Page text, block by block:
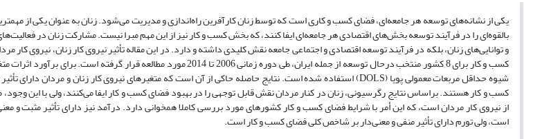
یکی از نشانه‌های توسعه هر جامعه‌ای، فضای کسب و کاری است که توسط زنان کارآفرین راه‌اندازی و مدیریت می‌شود. زنان به عنوان یکی از
بالقوه‌ای را در فرآیند توسعه بخش‌های اقتصادی هر جامعه‌ای ایفا کنند، که بخش کسب و کار نیز از این مهم مبرا نیست. مشارکت زنان در
و توانایی‌های زنان، بلکه در فرآیند توسعه اقتصادی و اجتماعی جامعه نقش کلیدی داشته و دارد. در این مقاله تأثیر نیروی کار زنان، نیروی
کسب و کار برای 8 کشور منتخب درحال توسعه از جمله ایران، طی دوره زمانی 2006 تا 2014 مورد مطالعه
شیوه حداقل مربعات معمولی پویا (DOLS) استفاده شده است. نتایج حاصله حاکی از آن است که متغیرهای نیروی کار زنان و مردان دارای
کسب و کار هستند. براساس نتایج رگرسیونی، زنان در کنار مردان نقش قابل توجهی را در بهبود فضای کسب و کار ایفا می‌کنند، ولی با این وجود،
از نیروی کار مردان است، که این أمر با شرایط فضای کسب و کار کشورهای مورد بررسی کاملا همخوانی دارد. درآمد نیز دارای تأثیر مثبت
است، ولی تورم دارای تأثیر منفی و معنی‌دار بر شاخص کلی فضای کسب و کار است.